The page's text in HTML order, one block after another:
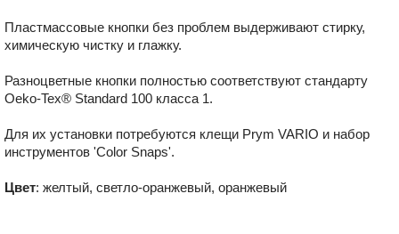
Пластмассовые кнопки без проблем выдерживают стирку,
химическую чистку и глажку.
Разноцветные кнопки полностью соответствуют стандарту
Oeko-Tex® Standard 100 класса 1.
Для их установки потребуются клещи Prym VARIO и набор
инструментов ʹColor Snapsʹ.
Цвет: желтый, светло-оранжевый, оранжевый